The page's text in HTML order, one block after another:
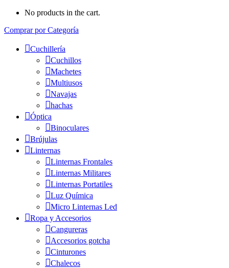
No products in the cart.
Comprar por Categoría
Cuchillería
Cuchillos
Machetes
Multiusos
Navajas
hachas
Óptica
Binoculares
Brújulas
Linternas
Linternas Frontales
Linternas Militares
Linternas Portatiles
Luz Química
Micro Linternas Led
Ropa y Accesorios
Cangureras
Accesorios gotcha
Cinturones
Chalecos